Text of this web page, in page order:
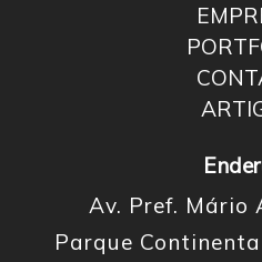
Av. Pref. Mário
Parque